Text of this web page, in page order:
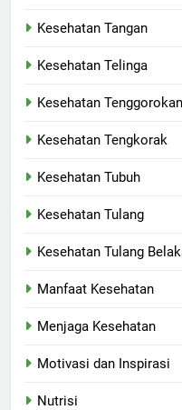
Kesehatan Tangan
Kesehatan Telinga
Kesehatan Tenggorokan
Kesehatan Tengkorak
Kesehatan Tubuh
Kesehatan Tulang
Kesehatan Tulang
Manfaat Kesehatan
Menjaga Kesehatan
Motivasi dan Inspirasi
Nutrisi